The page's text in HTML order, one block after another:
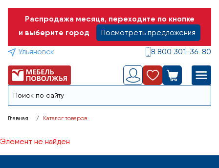
Распродажа месяца, переходите по кнопке
и выберите город
Посмотреть предложения
Ульяновск 8 800 301-36-80
Главная Каталог товаров
Элемент не найден